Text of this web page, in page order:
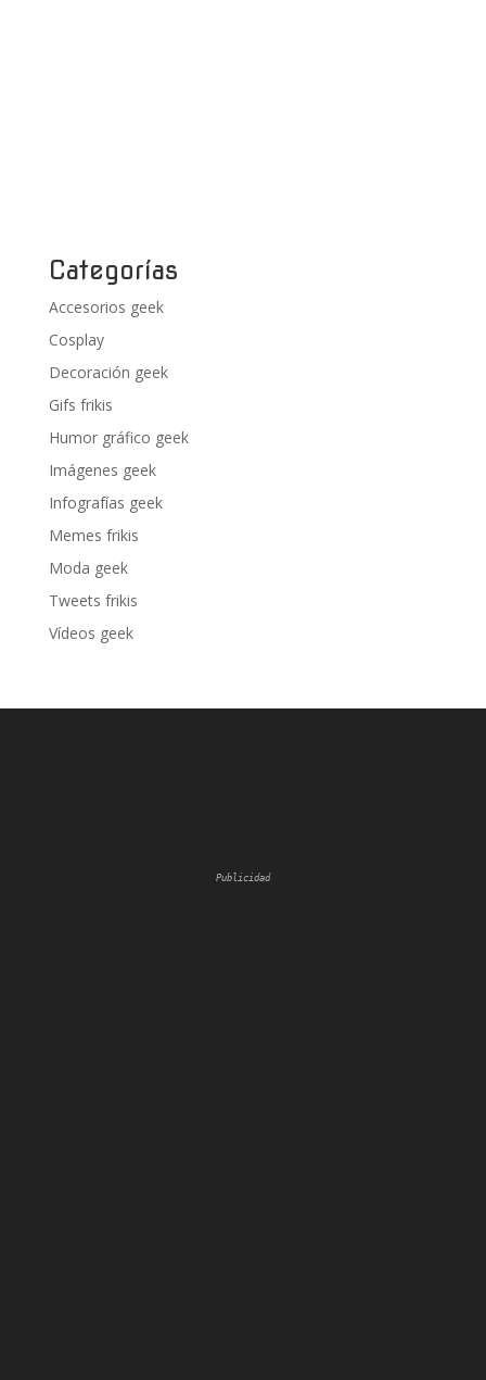
Categorías
Accesorios geek
Cosplay
Decoración geek
Gifs frikis
Humor gráfico geek
Imágenes geek
Infografías geek
Memes frikis
Moda geek
Tweets frikis
Vídeos geek
Publicidad